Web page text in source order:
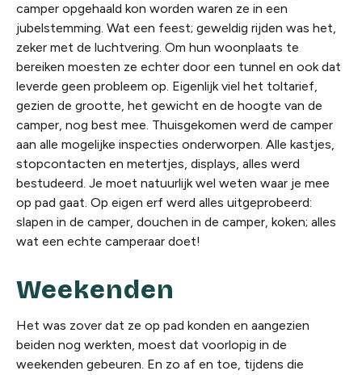
camper opgehaald kon worden waren ze in een
jubelstemming. Wat een feest; geweldig rijden was het,
zeker met de luchtvering. Om hun woonplaats te
bereiken moesten ze echter door een tunnel en ook dat
leverde geen probleem op. Eigenlijk viel het toltarief,
gezien de grootte, het gewicht en de hoogte van de
camper, nog best mee. Thuisgekomen werd de camper
aan alle mogelijke inspecties onderworpen. Alle kastjes,
stopcontacten en metertjes, displays, alles werd
bestudeerd. Je moet natuurlijk wel weten waar je mee
op pad gaat. Op eigen erf werd alles uitgeprobeerd:
slapen in de camper, douchen in de camper, koken; alles
wat een echte camperaar doet!
Weekenden
Het was zover dat ze op pad konden en aangezien
beiden nog werkten, moest dat voorlopig in de
weekenden gebeuren. En zo af en toe, tijdens die